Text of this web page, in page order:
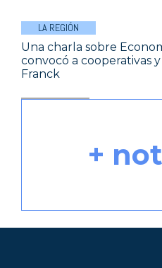
LA REGIÓN
Una charla sobre
convocó a cooperativas
Franck
+